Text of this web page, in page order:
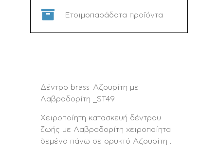
Ετοιμοπαράδοτα προϊόντα
Δέντρο brass Αζουρίτη με
Λαβραδορίτη _ST49
Χειροποίητη κατασκευή δέντρου
ζωής με Λαβραδορίτη χειροποίητα
δεμένο πάνω σε ορυκτό Αζουρίτη .